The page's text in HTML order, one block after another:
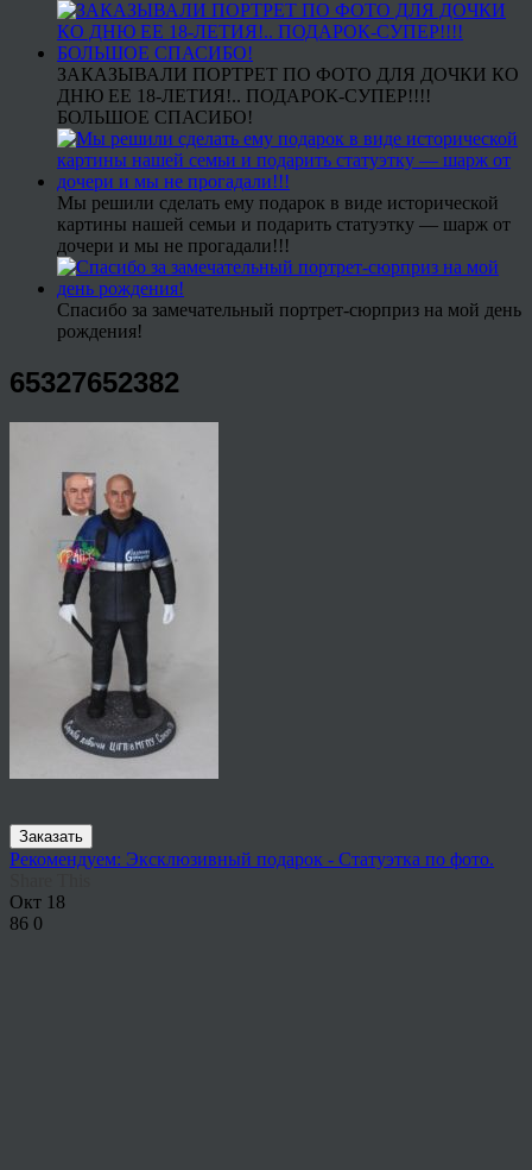
ЗАКАЗЫВАЛИ ПОРТРЕТ ПО ФОТО ДЛЯ ДОЧКИ КО
ДНЮ ЕЕ 18-ЛЕТИЯ!.. ПОДАРОК-СУПЕР!!!!
БОЛЬШОЕ СПАСИБО!
Мы решили сделать ему подарок в виде исторической
картины нашей семьи и подарить статуэтку — шарж от
дочери и мы не прогадали!!!
Спасибо за замечательный портрет-сюрприз на мой день
рождения!
65327652382
Заказать
Рекомендуем: Эксклюзивный подарок - Статуэтка по фото.
Окт 18
86 0